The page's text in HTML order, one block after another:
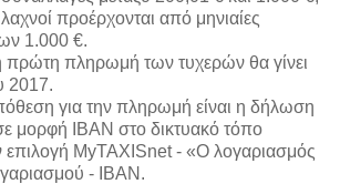
προέρχονται από μηνιαίες
1.000 €.
πρώτη πληρωμή των τυχερών θα γίνει
2017.
για την πληρωμή είναι η δήλωση
μορφή ΙΒΑΝ στο δικτυακό τόπο
MyTAXISnet - «Ο λογαριασμός
- ΙΒΑΝ.